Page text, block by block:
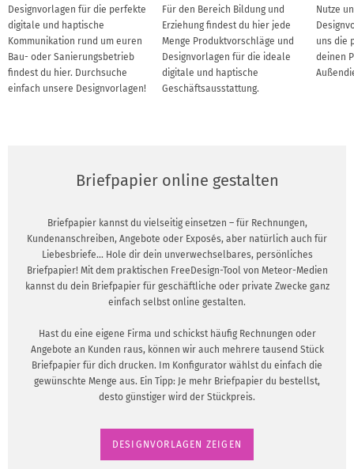
Designvorlagen für die perfekte
digitale und haptische
Kommunikation rund um euren
Bau- oder Sanierungsbetrieb
findest du hier. Durchsuche
einfach unsere Designvorlagen!
Für den Bereich Bildung und
Erziehung findest du hier jede
Menge Produktvorschläge und
Designvorlagen für die ideale
digitale und haptische
Geschäftsausstattung.
Nutze
uns die
deinen
Briefpapier online gestalten
Briefpapier kannst du vielseitig einsetzen – für Rechnungen,
Kundenanschreiben, Angebote oder Exposés, aber natürlich auch für
Liebesbriefe... Hole dir dein unverwechselbares, persönliches
Briefpapier! Mit dem praktischen FreeDesign-Tool von Meteor-Medien
kannst du dein Briefpapier für geschäftliche oder private Zwecke ganz
einfach selbst online gestalten.
Hast du eine eigene Firma und schickst häufig Rechnungen oder
Angebote an Kunden raus, können wir auch mehrere tausend Stück
Briefpapier für dich drucken. Im Konfigurator wählst du einfach die
gewünschte Menge aus. Ein Tipp: Je mehr Briefpapier du bestellst,
desto günstiger wird der Stückpreis.
DESIGNVORLAGEN ZEIGEN